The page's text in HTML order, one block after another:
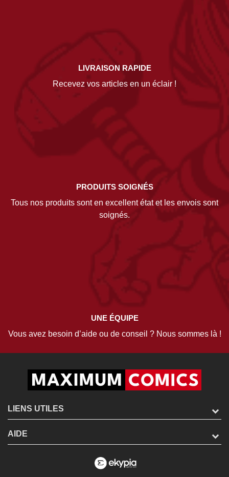
LIVRAISON RAPIDE
Recevez vos articles en un éclair !
PRODUITS SOIGNÉS
Tous nos produits sont en excellent état et les envois sont
soignés.
UNE ÉQUIPE
Vous avez besoin d’aide ou de conseil ? Nous sommes là !
LIENS UTILES
AIDE